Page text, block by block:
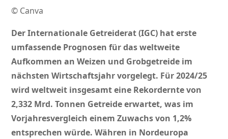
© Canva
Der Internationale Getreiderat (IGC) hat erste
umfassende Prognosen für das weltweite
Aufkommen an Weizen und Grobgetreide im
nächsten Wirtschaftsjahr vorgelegt. Für 2024/25
wird weltweit insgesamt eine Rekordernte von
2,332 Mrd. Tonnen Getreide erwartet, was im
Vorjahresvergleich einem Zuwachs von 1,2%
entsprechen würde. Währen in Nordeuropa